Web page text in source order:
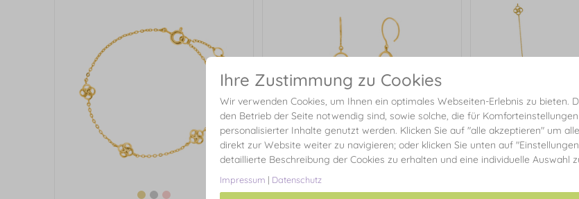
Ihre Zustimmung zu Cookies
Wir verwenden Cookies, um Ihnen ein optimales Webseiten-Erlebnis zu bieten.
den Betrieb der Seite notwendig sind, sowie solche, die für
personalisierter Inhalte genutzt werden. Klicken Sie auf "alle akzeptieren" um
direkt zur Website weiter zu navigieren; oder klicken Sie unten auf
detaillierte Beschreibung der Cookies zu erhalten und eine individuelle Auswahl
Impressum | Datenschutz